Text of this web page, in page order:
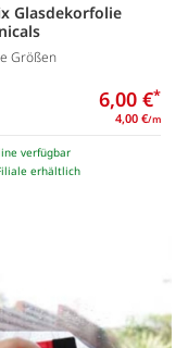
Glasdekorfolie
Größen
6,00 €*
4,00 €/m
verfügbar
erhältlich